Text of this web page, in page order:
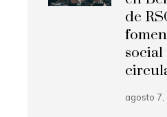
de
social
agosto 7,